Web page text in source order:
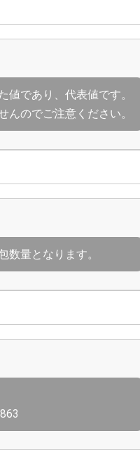
値であり、代表値です。
んのでご注意ください。
数量となります。